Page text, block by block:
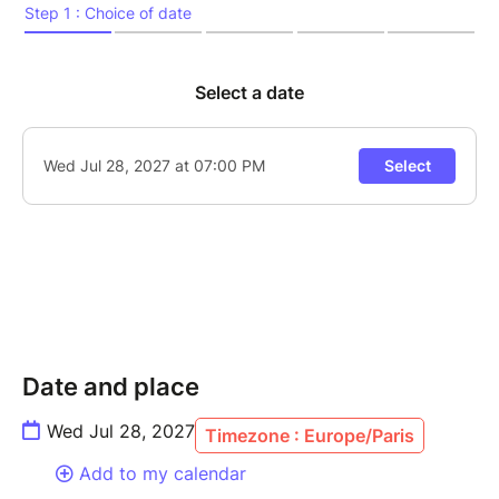
la concentration, l’écoute mutuelle et la sensibilité
atteignent leur paroxysme. Sur scène, Canonge,
contrebassiste au phrasé d’une précision redoutable,
jazz – de Thelonious Monk à Ornette Coleman – tout
en y infusant leurs racines créoles, latines, et leur
goût du métissage. Cette résidence, véritable
Date and place
Wed Jul 28, 2027 Timezone : Europe/Paris
Add to my calendar